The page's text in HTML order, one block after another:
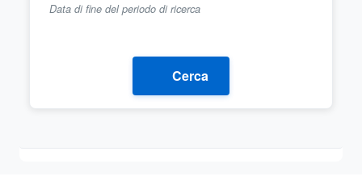
Data di fine del periodo di ricerca
Cerca